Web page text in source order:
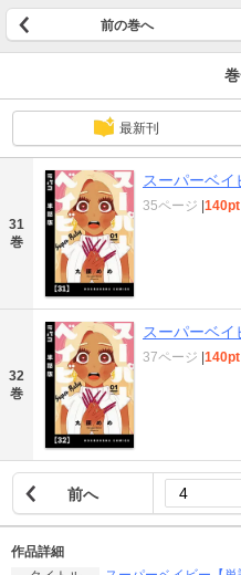
前の巻へ
最新刊
31
巻
スーパーベ
35ページ 140pt
32
巻
スーパーベ
37ページ 140pt
前へ
作品詳細